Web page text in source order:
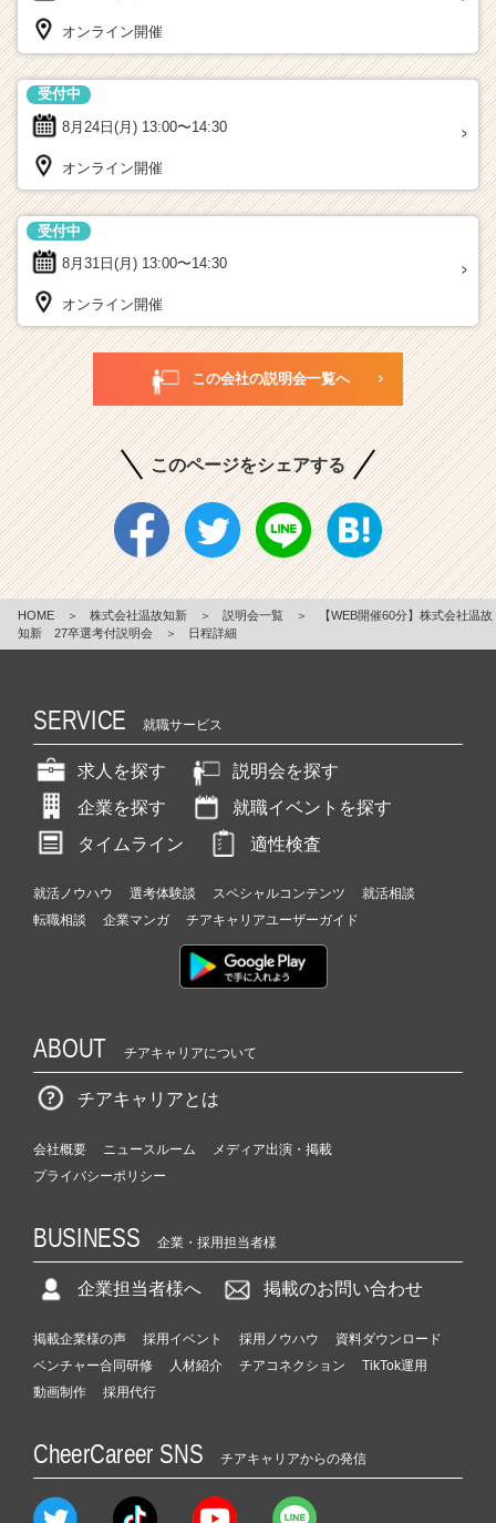
オンライン開催
8月24日(月) 13:00〜14:30
受付中
オンライン開催
8月31日(月) 13:00〜14:30
受付中
オンライン開催
この会社の説明会一覧へ
このページをシェアする
HOME ＞ 株式会社温故知新 ＞ 説明会一覧 ＞
【WEB開催60分】株式会社温故
知新 27卒選考付説明会
＞ 日程詳細
SERVICE 就職サービス
求人を探す
説明会を探す
企業を探す
就職イベントを探す
タイムライン
適性検査
就活ノウハウ 選考体験談 スペシャルコンテンツ
就活相談
転職相談
企業マンガ チアキャリアユーザーガイド
ABOUT チアキャリアについて
チアキャリアとは
会社概要 ニュースルーム
メディア出演・掲載
プライバシーポリシー
BUSINESS 企業・採用担当者様
企業担当者様へ 掲載のお問い合わせ
掲載企業様の声 採用イベント 採用ノウハウ
資料ダウンロード
ベンチャー合同研修
人材紹介 チアコネクション
TikTok運用
動画制作
採用代行
CheerCareer SNS チアキャリアからの発信